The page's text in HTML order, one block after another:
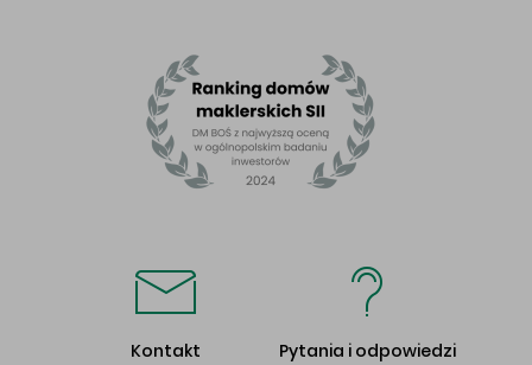
Kontakt Pytania i odpowiedzi